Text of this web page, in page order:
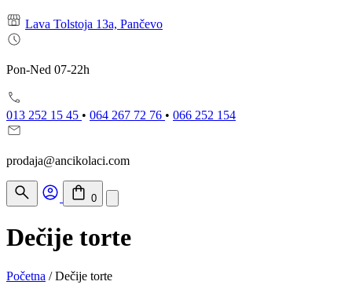
Lava Tolstoja 13a, Pančevo
Pon-Ned 07-22h
013 252 15 45 • 064 267 72 76 • 066 252 154
prodaja@ancikolaci.com
0
Dečije torte
Početna /Dečije torte